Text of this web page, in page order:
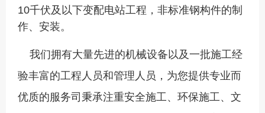
10千伏及以下变配电站工程，非标准钢构件的制
作、安装。
我们拥有大量先进的机械设备以及一批施工经
验丰富的工程人员和管理人员，为您提供专业而
优质的服务司秉承注重安全施工、环保施工、文